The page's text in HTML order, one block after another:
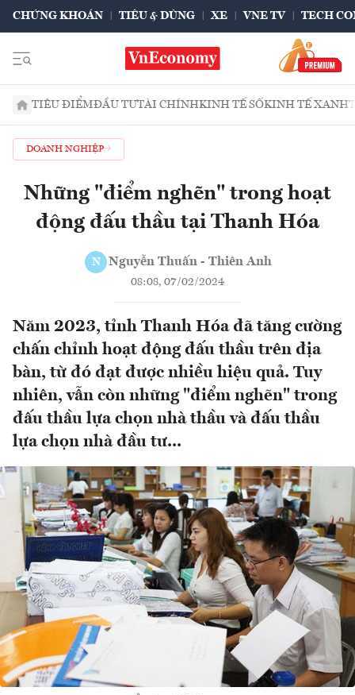
CHỨNG KHOÁN TIÊU & DÙNG XE VNE TV TECH
TIÊU ĐIỂMĐẦU TƯTÀI CHÍNHKINH TẾ SỐKINH TẾ XANH
DOANH NGHIỆP
Những "điểm nghẽn" trong hoạt
động đấu thầu tại Thanh Hóa
N Nguyễn Thuấn - Thiên Anh
08:08, 07/02/2024
Năm 2023, tỉnh Thanh Hóa đã tăng cường
chấn chỉnh hoạt động đấu thầu trên địa
bàn, từ đó đạt được nhiều hiệu quả. Tuy
nhiên, vẫn còn những "điểm nghẽn" trong
đấu thầu lựa chọn nhà thầu và đấu thầu
lựa chọn nhà đầu tư...